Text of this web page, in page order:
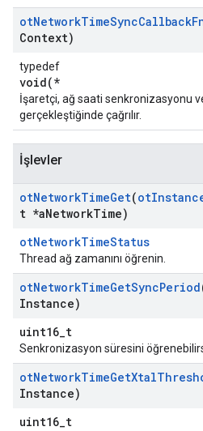
otNetworkTimeSyncCallback
Context)
typedef
void(*
İşaretçi, ağ saati senkronizasyonu
gerçekleştiğinde çağrılır.
İşlevler
otNetworkTimeGet(ot
t *aNetworkTime)
otNetworkTimeStatus
Thread ağ zamanını öğrenin.
otNetworkTimeGetSyncPeriod
Instance)
uint16_t
Senkronizasyon süresini
otNetworkTimeGetXtal
Instance)
uint16_t